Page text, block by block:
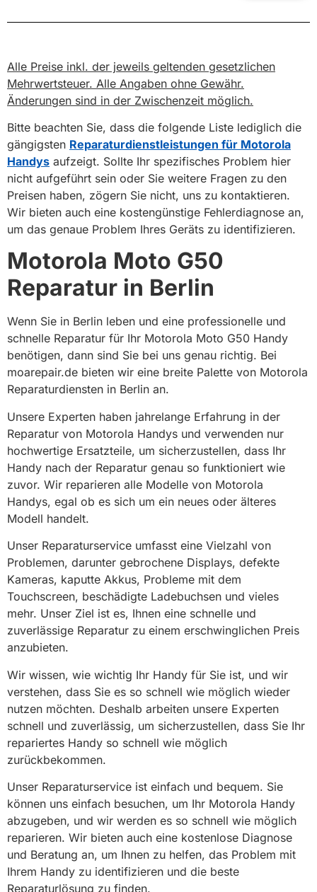
Alle Preise inkl. der jeweils geltenden gesetzlichen
Mehrwertsteuer. Alle Angaben ohne Gewähr.
Änderungen sind in der Zwischenzeit möglich.
Bitte beachten Sie, dass die folgende Liste lediglich die
gängigsten Reparaturdienstleistungen für Motorola
Handys aufzeigt. Sollte Ihr spezifisches Problem hier
nicht aufgeführt sein oder Sie weitere Fragen zu den
Preisen haben, zögern Sie nicht, uns zu kontaktieren.
Wir bieten auch eine kostengünstige Fehlerdiagnose an,
um das genaue Problem Ihres Geräts zu identifizieren.
Motorola Moto G50
Reparatur in Berlin
Wenn Sie in Berlin leben und eine professionelle und
schnelle Reparatur für Ihr Motorola Moto G50 Handy
benötigen, dann sind Sie bei uns genau richtig. Bei
moarepair.de bieten wir eine breite Palette von Motorola
Reparaturdiensten in Berlin an.
Unsere Experten haben jahrelange Erfahrung in der
Reparatur von Motorola Handys und verwenden nur
hochwertige Ersatzteile, um sicherzustellen, dass Ihr
Handy nach der Reparatur genau so funktioniert wie
zuvor. Wir reparieren alle Modelle von Motorola
Handys, egal ob es sich um ein neues oder älteres
Modell handelt.
Unser Reparaturservice umfasst eine Vielzahl von
Problemen, darunter gebrochene Displays, defekte
Kameras, kaputte Akkus, Probleme mit dem
Touchscreen, beschädigte Ladebuchsen und vieles
mehr. Unser Ziel ist es, Ihnen eine schnelle und
zuverlässige Reparatur zu einem erschwinglichen Preis
anzubieten.
Wir wissen, wie wichtig Ihr Handy für Sie ist, und wir
verstehen, dass Sie es so schnell wie möglich wieder
nutzen möchten. Deshalb arbeiten unsere Experten
schnell und zuverlässig, um sicherzustellen, dass Sie Ihr
repariertes Handy so schnell wie möglich
zurückbekommen.
Unser Reparaturservice ist einfach und bequem. Sie
können uns einfach besuchen, um Ihr Motorola Handy
abzugeben, und wir werden es so schnell wie möglich
reparieren. Wir bieten auch eine kostenlose Diagnose
und Beratung an, um Ihnen zu helfen, das Problem mit
Ihrem Handy zu identifizieren und die beste
Reparaturlösung zu finden.